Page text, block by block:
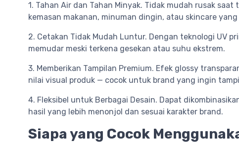
1. Tahan Air dan Tahan Minyak. Tidak mudah rusak
kemasan makanan, minuman dingin, atau skincare
2. Cetakan Tidak Mudah Luntur. Dengan teknologi UV
memudar meski terkena gesekan atau suhu ekstrem.
3. Memberikan Tampilan Premium. Efek glossy
nilai visual produk — cocok untuk brand yang ingin
4. Fleksibel untuk Berbagai Desain. Dapat
hasil yang lebih menonjol dan sesuai karakter brand.
Siapa yang Cocok